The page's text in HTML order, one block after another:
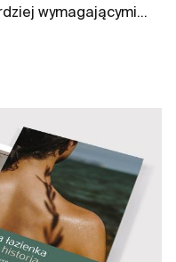
wymagającymi
się
przepływie,
ułatwiające